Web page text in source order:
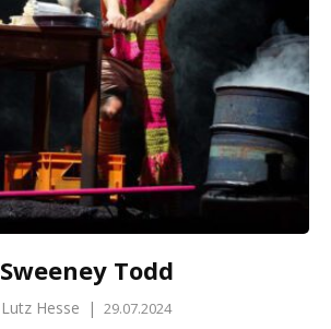
Sweeney Todd
Lutz Hesse | 29.07.2024